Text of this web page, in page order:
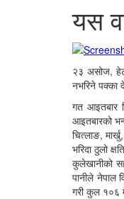
यस
२३ असोज,
नभरिने पक्का
गत आइतबार
आइतबारको
चित्लाङ,
भरिदा ठुलो
कुलेखानीको
पानीले नेपाल
गरी कुल १०६